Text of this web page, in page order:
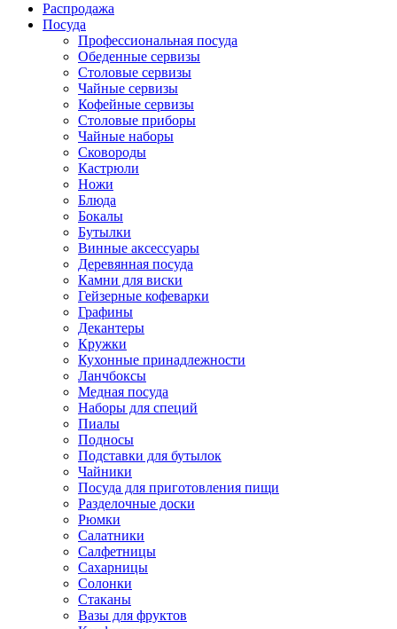
Распродажа
Посуда
Профессиональная посуда
Обеденные сервизы
Столовые сервизы
Чайные сервизы
Кофейные сервизы
Столовые приборы
Чайные наборы
Сковороды
Кастрюли
Ножи
Блюда
Бокалы
Бутылки
Винные аксессуары
Деревянная посуда
Камни для виски
Гейзерные кофеварки
Графины
Декантеры
Кружки
Кухонные принадлежности
Ланчбоксы
Медная посуда
Наборы для специй
Пиалы
Подносы
Подставки для бутылок
Чайники
Посуда для приготовления пищи
Разделочные доски
Рюмки
Салатники
Салфетницы
Сахарницы
Солонки
Стаканы
Вазы для фруктов